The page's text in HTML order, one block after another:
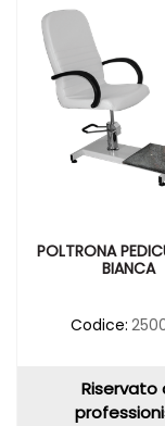
POLTRONA
BIANCA
Codice:
Riservato